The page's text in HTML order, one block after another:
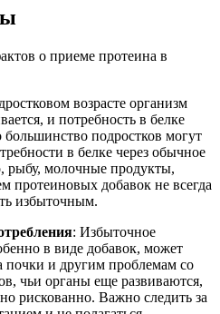
о приеме протеина в
возрасте организм
и потребность в белке
большинство подростков могут
в белке через обычное
рыбу, молочные продукты,
протеиновых добавок не всегда
избыточным.
: Избыточное
в виде добавок, может
почки и другим проблемам со
чьи органы еще развиваются,
рискованно. Важно следить за